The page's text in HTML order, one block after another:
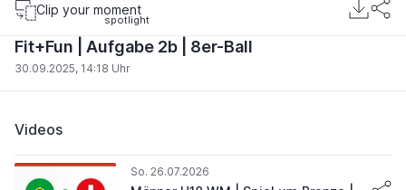
Fit+Fun | Aufgabe 2b | 8er-Ball
30.09.2025, 14:18 Uhr
Clip your moment
Videos
So. 26.07.2026